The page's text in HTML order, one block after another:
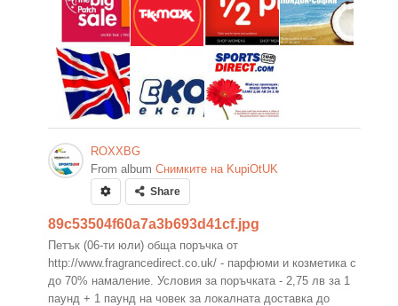
ROXXBG
From album Снимките на KupiOtUK
Share
89c53504f60a7a3b693d41cf.jpg
Петък (06-ти юли) обща поръчка от
http://www.fragrancedirect.co.uk/ - парфюми и козметика с
до 70% намаление. Условия за поръчката - 2,75 лв за 1
паунд + 1 паунд на човек за локалната доставка до